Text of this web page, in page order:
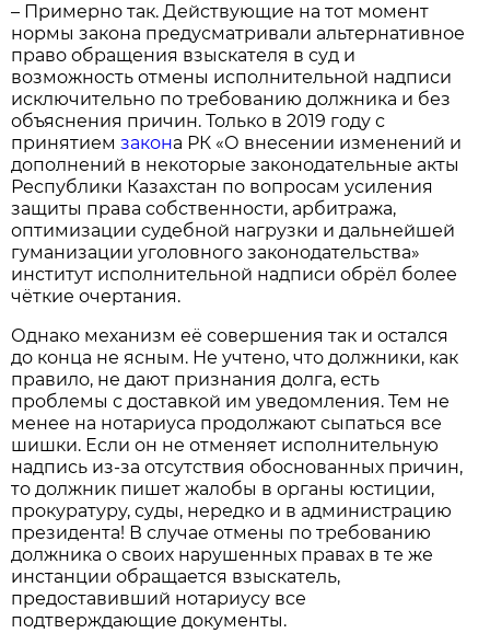
– Примерно так. Действующие на тот момент
нормы закона предусматривали альтернативное
право обращения взыскателя в суд и
возможность отмены исполнительной надписи
исключительно по требованию должника и без
объяснения причин. Только в 2019 году с
принятиемзакона РК «О внесении изменений и
дополнений в некоторые законодательные акты
Республики Казахстан по вопросам усиления
защиты права собственности, арбитража,
оптимизации судебной нагрузки и дальнейшей
гуманизации уголовного законодательства»
институт исполнительной надписи обрёл более
чёткие очертания.
Однако механизм её совершения так и остался
до конца не ясным. Не учтено, что должники, как
правило, не дают признания долга, есть
проблемы с доставкой им уведомления. Тем не
менее на нотариуса продолжают сыпаться все
шишки. Если он не отменяет исполнительную
надпись из-за отсутствия обоснованных причин,
то должник пишет жалобы в органы юстиции,
прокуратуру, суды, нередко и в администрацию
президента! В случае отмены по требованию
должника о своих нарушенных правах в те же
инстанции обращается взыскатель,
предоставивший нотариусу все
подтверждающие документы.